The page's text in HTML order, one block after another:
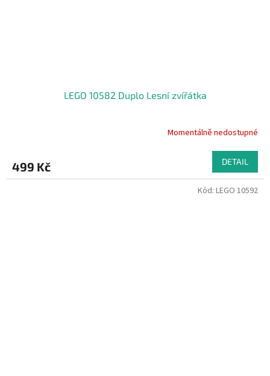
LEGO 10582 Duplo Lesní zvířátka
Momentálně nedostupné
499 Kč DETAIL
Kód: LEGO 10592